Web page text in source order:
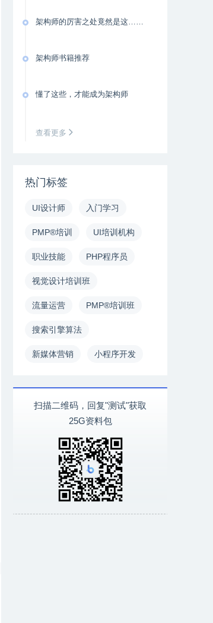
架构师的厉害之处竟然是这……
架构师书籍推荐
懂了这些，才能成为架构师
查看更多
热门标签
UI设计师 入门学习
PMP®培训 UI培训机构
职业技能 PHP程序员
视觉设计培训班
流量运营 PMP®培训班
搜索引擎算法
新媒体营销 小程序开发
扫描二维码，回复"测试"获取
25G资料包